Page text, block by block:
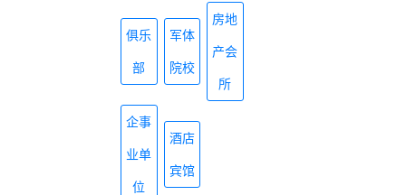
俱乐
部
军体
院校
房地
产会
所
企事
业单
位
酒店
宾馆